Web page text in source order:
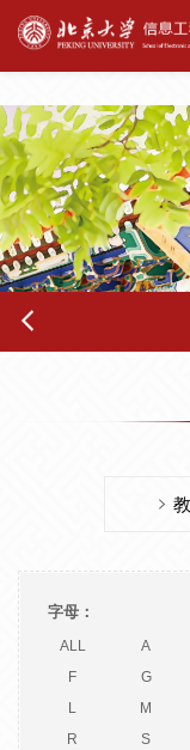
酒店偷拍
字母：
ALL A
F
G
L
M
R
S